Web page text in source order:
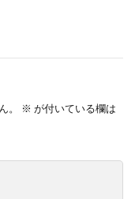
。 ※ が付いている欄は